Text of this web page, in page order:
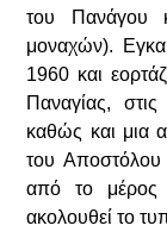
του Πανάγου
μοναχών).
1960 και
Παναγίας,
καθώς και μια
του
από το
ακολουθεί το